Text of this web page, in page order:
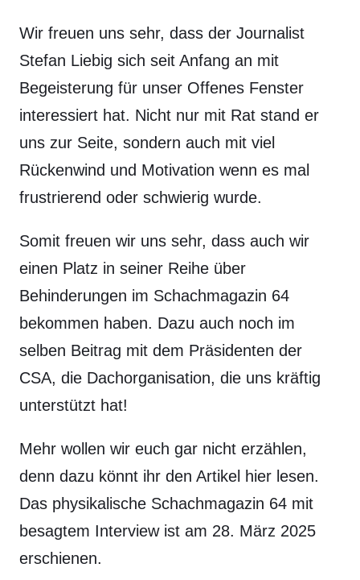
Wir freuen uns sehr, dass der Journalist
Stefan Liebig sich seit Anfang an mit
Begeisterung für unser Offenes Fenster
interessiert hat. Nicht nur mit Rat stand er
uns zur Seite, sondern auch mit viel
Rückenwind und Motivation wenn es mal
frustrierend oder schwierig wurde.
Somit freuen wir uns sehr, dass auch wir
einen Platz in seiner Reihe über
Behinderungen im Schachmagazin 64
bekommen haben. Dazu auch noch im
selben Beitrag mit dem Präsidenten der
CSA, die Dachorganisation, die uns kräftig
unterstützt hat!
Mehr wollen wir euch gar nicht erzählen,
denn dazu könnt ihr den Artikel hier lesen.
Das physikalische Schachmagazin 64 mit
besagtem Interview ist am 28. März 2025
erschienen.